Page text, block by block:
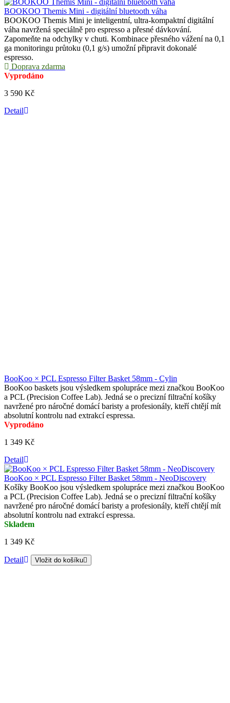
BOOKOO Themis Mini - digitální bluetooth váha
BOOKOO Themis Mini je inteligentní, ultra-kompaktní digitální
váha navržená speciálně pro espresso a přesné dávkování.
Zapomeňte na odchylky v chuti. Kombinace přesného vážení na 0,1
ga monitoringu průtoku (0,1 g/s) umožní připravit dokonalé
espresso.
Doprava zdarma
Vyprodáno
3 590 Kč
Detail
BooKoo × PCL Espresso Filter Basket 58mm - Cylin
BooKoo baskets jsou výsledkem spolupráce mezi značkou BooKoo
a PCL (Precision Coffee Lab). Jedná se o precizní filtrační košíky
navržené pro náročné domácí baristy a profesionály, kteří chtějí mít
absolutní kontrolu nad extrakcí espressa.
Vyprodáno
1 349 Kč
Detail
BooKoo × PCL Espresso Filter Basket 58mm - NeoDiscovery
Košíky BooKoo jsou výsledkem spolupráce mezi značkou BooKoo
a PCL (Precision Coffee Lab). Jedná se o precizní filtrační košíky
navržené pro náročné domácí baristy a profesionály, kteří chtějí mít
absolutní kontrolu nad extrakcí espressa.
Skladem
1 349 Kč
Detail Vložit do košíku